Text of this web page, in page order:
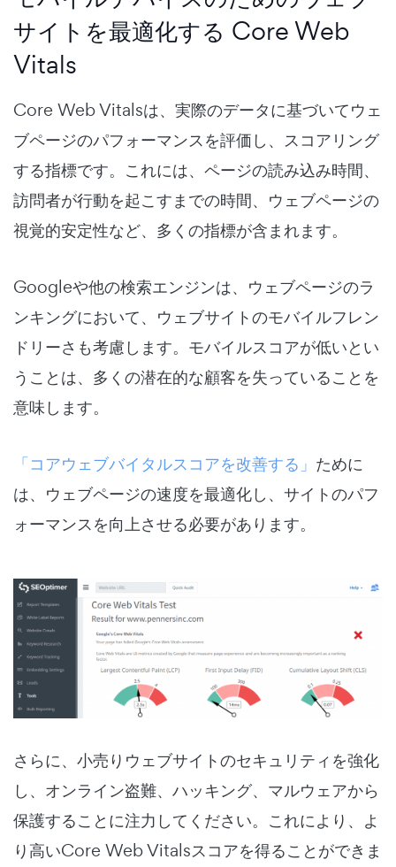
サイトを最適化する Core Web
Vitals
Core Web Vitalsは、実際のデータに基づいてウェ
ブページのパフォーマンスを評価し、スコアリング
する指標です。これには、ページの読み込み時間、
訪問者が行動を起こすまでの時間、ウェブページの
視覚的安定性など、多くの指標が含まれます。
Googleや他の検索エンジンは、ウェブページのラ
ンキングにおいて、ウェブサイトのモバイルフレン
ドリーさも考慮します。モバイルスコアが低いとい
うことは、多くの潜在的な顧客を失っていることを
意味します。
「コアウェブバイタルスコアを改善する」 ために
は、ウェブページの速度を最適化し、サイトのパフ
ォーマンスを向上させる必要があります。
さらに、小売りウェブサイトのセキュリティを強化
し、オンライン盗難、ハッキング、マルウェアから
保護することに注力してください。これにより、よ
り高いCore Web Vitalsスコアを得ることができま